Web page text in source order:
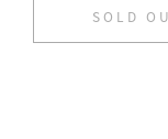
SOLD